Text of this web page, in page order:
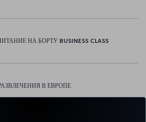
НА БОРТУ BUSINESS CLASS
В ЕВРОПЕ